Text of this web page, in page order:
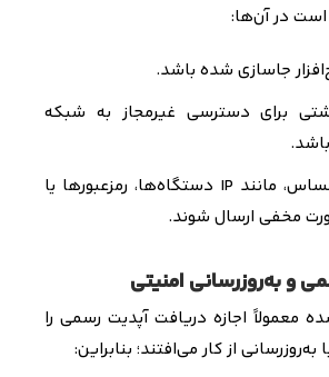
در آن‌ها:
جاسازی شده باشد.
برای دسترسی غیرمجاز به شبکه
.
مانند IP دستگاه‌ها، رمزعبورها یا
مخفی ارسال شوند.
و به‌روزرسانی امنیتی
معمولاً اجازه دریافت آپدیت رسمی را
از کار می‌افتند؛ بنابراین: